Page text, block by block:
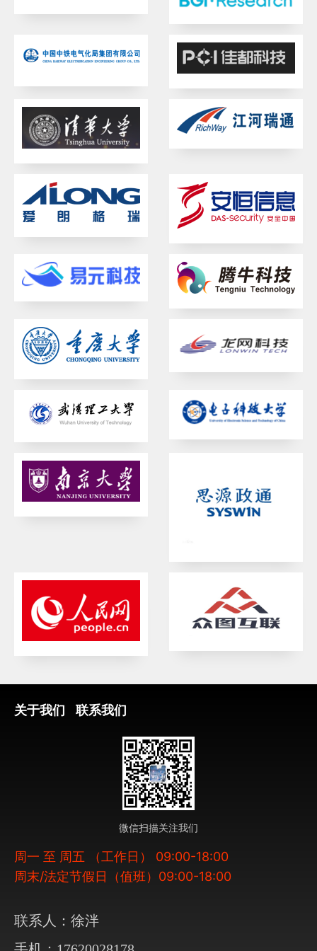
关于我们 联系我们
微信扫描关注我们
周一 至 周五 （工作日） 09:00-18:00
周末/法定节假日（值班）09:00-18:00
联系人：徐泮